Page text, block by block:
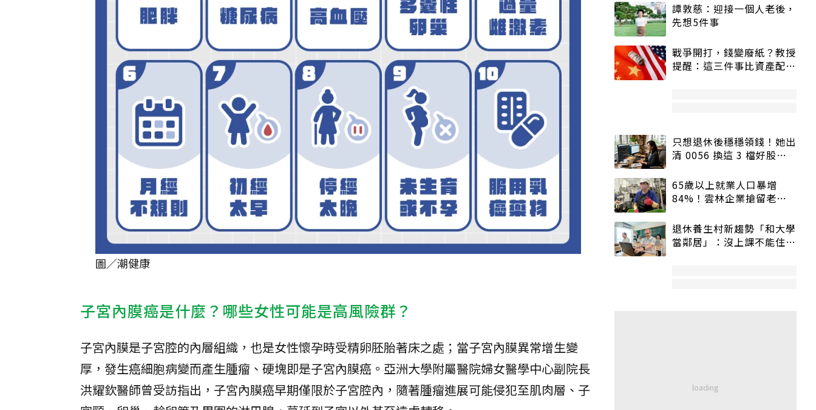
圖／潮健康
子宮內膜癌是什麼？哪些女性可能是高風險群？
子宮內膜是子宮腔的內層組織，也是女性懷孕時受精卵胚胎著床之處；當子宮內膜異常增生變
厚，發生癌細胞病變而產生腫瘤、硬塊即是子宮內膜癌。亞洲大學附屬醫院婦女醫學中心副院長
洪耀欽醫師曾受訪指出，子宮內膜癌早期僅限於子宮腔內，隨著腫瘤進展可能侵犯至肌肉層、子
譚敦慈：迎接一個人老後，
先想5件事
戰爭開打，錢變廢紙？教授
提醒：這三件事比資產配置
只想退休後穩穩領錢！她出
清 0056 換這 3 檔好股：
65歲以上就業人口暴增
84%！雲林企業搶留老員
退休養生村新趨勢「和大學
當鄰居」：沒上課不能住、